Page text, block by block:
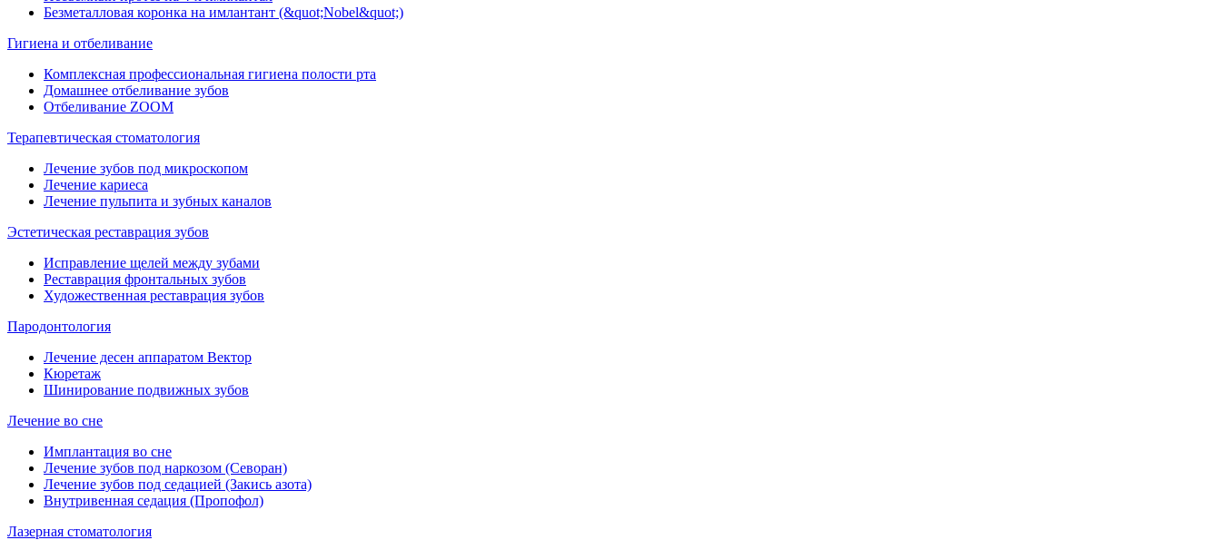
Безметалловая коронка на имлантант (&quot;Nobel&quot;)
Гигиена и отбеливание
Комплексная профессиональная гигиена полости рта
Домашнее отбеливание зубов
Отбеливание ZOOM
Терапевтическая стоматология
Лечение зубов под микроскопом
Лечение кариеса
Лечение пульпита и зубных каналов
Эстетическая реставрация зубов
Исправление щелей между зубами
Реставрация фронтальных зубов
Художественная реставрация зубов
Пародонтология
Лечение десен аппаратом Вектор
Кюретаж
Шинирование подвижных зубов
Лечение во сне
Имплантация во сне
Лечение зубов под наркозом (Севоран)
Лечение зубов под седацией (Закись азота)
Внутривенная седация (Пропофол)
Лазерная стоматология